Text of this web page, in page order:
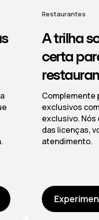
Hotel
Música
para
Do lobby ao
paisagens
impecáveis
playlists
centralmente